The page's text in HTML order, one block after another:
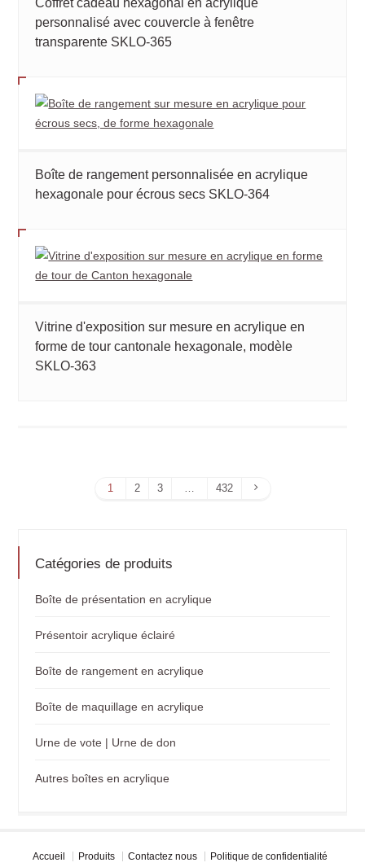
Coffret cadeau hexagonal en acrylique
personnalisé avec couvercle à fenêtre
transparente SKLO-365
Boîte de rangement personnalisée en acrylique
hexagonale pour écrous secs SKLO-364
Vitrine d'exposition sur mesure en acrylique en
forme de tour cantonale hexagonale, modèle
SKLO-363
1 2 3 … 432
Page
Catégories de produits
Boîte de présentation en acrylique
Présentoir acrylique éclairé
Boîte de rangement en acrylique
Boîte de maquillage en acrylique
Urne de vote | Urne de don
Autres boîtes en acrylique
Accueil Produits Contactez nous
Politique de confidentialité